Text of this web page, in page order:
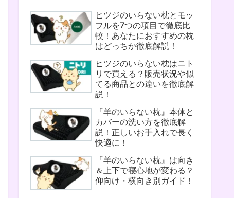
ヒツジのいらない枕とモッ
フルを7つの項目で徹底比
較！あなたにおすすめの枕
はどっちか徹底解説！
ヒツジのいらない枕はニト
リで買える？販売状況や似
てる商品との違いを徹底解
説！
『羊のいらない枕』本体と
カバーの洗い方を徹底解
説！正しいお手入れで長く
快適に！
『羊のいらない枕』は向き
＆上下で寝心地が変わる？
仰向け・横向き別ガイド！